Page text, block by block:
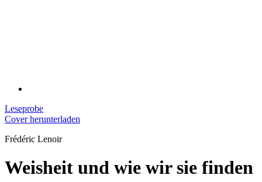
Leseprobe
Cover herunterladen
Frédéric Lenoir
Weisheit und wie wir sie finden